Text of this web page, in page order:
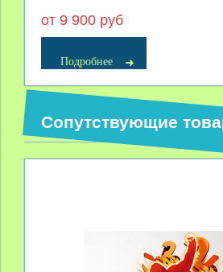
от 9 900 руб
Подробнее
Сопутствующие